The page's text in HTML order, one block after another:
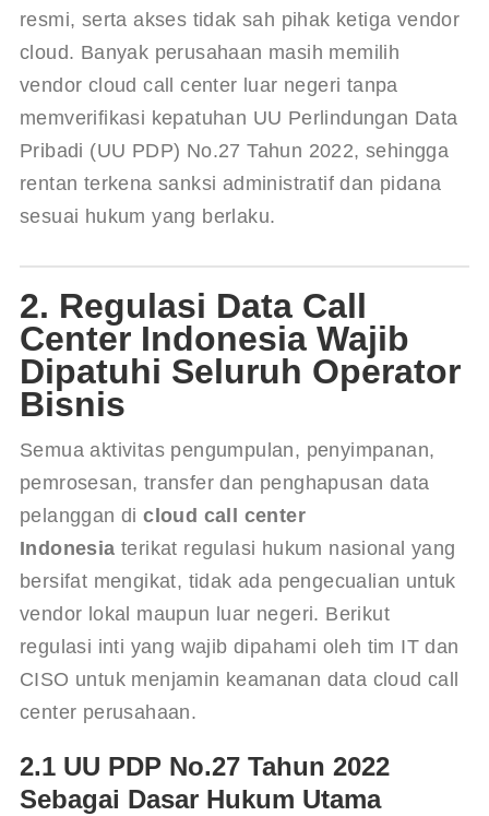
resmi, serta akses tidak sah pihak ketiga vendor
cloud. Banyak perusahaan masih memilih
vendor cloud call center luar negeri tanpa
memverifikasi kepatuhan UU Perlindungan Data
Pribadi (UU PDP) No.27 Tahun 2022, sehingga
rentan terkena sanksi administratif dan pidana
sesuai hukum yang berlaku.
2. Regulasi Data Call
Center Indonesia Wajib
Dipatuhi Seluruh Operator
Bisnis
Semua aktivitas pengumpulan, penyimpanan,
pemrosesan, transfer dan penghapusan data
pelanggan di cloud call center
Indonesia terikat regulasi hukum nasional yang
bersifat mengikat, tidak ada pengecualian untuk
vendor lokal maupun luar negeri. Berikut
regulasi inti yang wajib dipahami oleh tim IT dan
CISO untuk menjamin keamanan data cloud call
center perusahaan.
2.1 UU PDP No.27 Tahun 2022
Sebagai Dasar Hukum Utama